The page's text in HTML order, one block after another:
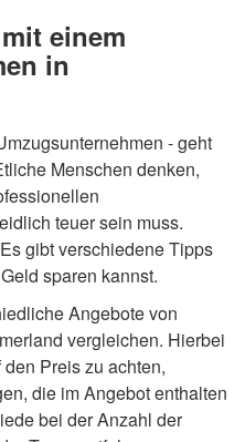
einem
in
- geht
Menschen denken,
teuer sein muss.
gibt verschiedene Tipps
sparen kannst.
Angebote von
vergleichen. Hierbei
Preis zu achten,
die im Angebot enthalten
bei der Anzahl der